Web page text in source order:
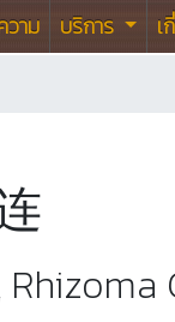
วาม บริการ เ
Rhizoma